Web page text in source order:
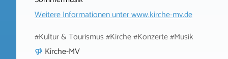
Weitere Informationen unterwww.kirche-mv.de
#Kultur & Tourismus #Kirche #Konzerte #Musik
Kirche-MV